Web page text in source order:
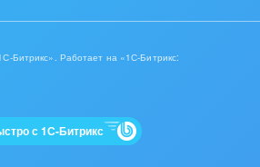
Битрикс». Работает на «1С-Битрикс:
с 1С-Битрикс